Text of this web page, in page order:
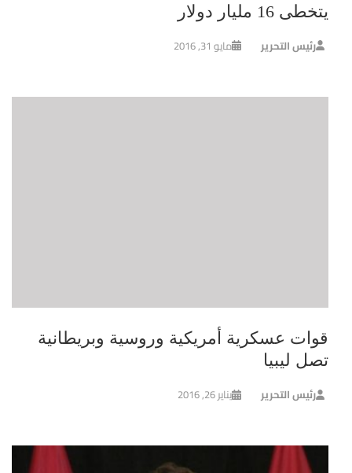
يتخطى 16 مليار دولار
رئيس التحرير مايو 31, 2016
قوات عسكرية أمريكية وروسية وبريطانية
تصل ليبيا
رئيس التحرير يناير 26, 2016